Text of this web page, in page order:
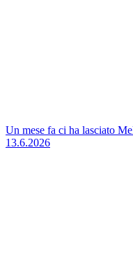
Un mese fa ci ha lasciato
13.6.2026